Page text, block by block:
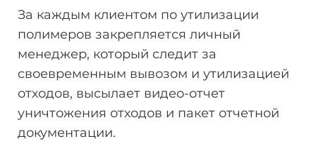
За каждым клиентом по утилизации
полимеров закрепляется личный
менеджер, который следит за
своевременным вывозом и утилизацией
отходов, высылает видео-отчет
уничтожения отходов и пакет отчетной
документации.